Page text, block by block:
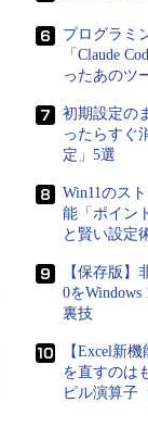
プログラミ
「Claude
ったあのツ
初期設定の
ったらすぐ
定」5選
Win11のス
能「ポイン
と賢い設定
【保存版
0を
裏技
【Excel新
を直すのは
ピル演算子